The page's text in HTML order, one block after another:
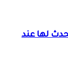
لها عند